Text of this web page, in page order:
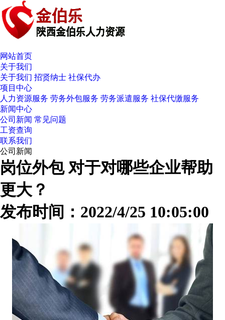
网站首页
关于我们
关于我们 招贤纳士 社保代办
项目中心
人力资源服务 劳务外包服务 劳务派遣服务 社保代缴服务
新闻中心
公司新闻 常见问题
工资查询
联系我们
公司新闻
岗位外包 对于对哪些企业帮助
更大？
发布时间：2022/4/25 10:05:00